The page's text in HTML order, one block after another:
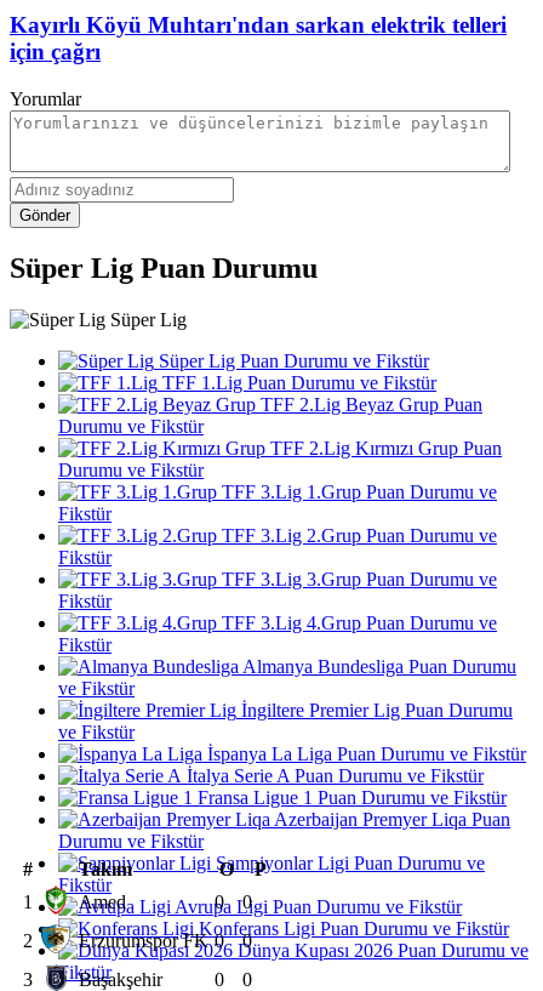
Kayırlı Köyü Muhtarı'ndan sarkan elektrik telleri
için çağrı
Yorumlar
Gönder
Süper Lig Puan Durumu
Süper Lig
Süper Lig Puan Durumu ve Fikstür
TFF 1.Lig Puan Durumu ve Fikstür
TFF 2.Lig Beyaz Grup Puan
Durumu ve Fikstür
TFF 2.Lig Kırmızı Grup Puan
Durumu ve Fikstür
TFF 3.Lig 1.Grup Puan Durumu ve
Fikstür
TFF 3.Lig 2.Grup Puan Durumu ve
Fikstür
TFF 3.Lig 3.Grup Puan Durumu ve
Fikstür
TFF 3.Lig 4.Grup Puan Durumu ve
Fikstür
Almanya Bundesliga Puan Durumu
ve Fikstür
İngiltere Premier Lig Puan Durumu
ve Fikstür
İspanya La Liga Puan Durumu ve Fikstür
İtalya Serie A Puan Durumu ve Fikstür
Fransa Ligue 1 Puan Durumu ve Fikstür
Azerbaijan Premyer Liqa Puan
Durumu ve Fikstür
Şampiyonlar Ligi Puan Durumu ve
Fikstür
Avrupa Ligi Puan Durumu ve Fikstür
Konferans Ligi Puan Durumu ve Fikstür
Dünya Kupası 2026 Puan Durumu ve
Fikstür
# Takım O
P
1
Amed 0
0
2
Erzurumspor FK 0
0
3
Başakşehir 0
0